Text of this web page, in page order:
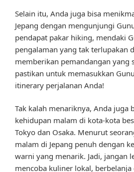
Selain itu, Anda juga bisa
Jepang dengan mengunjungi
pendapat pakar hiking, mendaki
pengalaman yang tak terlupakan
memberikan pemandangan yang
pastikan untuk memasukkan
itinerary perjalanan Anda!
Tak kalah menariknya, Anda juga
kehidupan malam di kota-kota
Tokyo dan Osaka. Menurut
malam di Jepang penuh dengan
warni yang menarik. Jadi, jangan
mencoba kuliner lokal,